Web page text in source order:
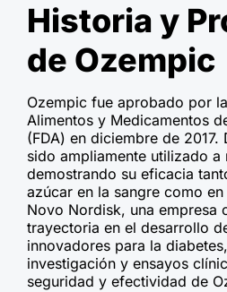
Historia y
de Ozempic
Ozempic fue aprobado por
Alimentos y Medicamentos
(FDA) en diciembre de 2017.
sido ampliamente utilizado a
demostrando su eficacia
azúcar en la sangre como
Novo Nordisk, una empresa
trayectoria en el desarrollo
innovadores para la
investigación y ensayos
seguridad y efectividad de